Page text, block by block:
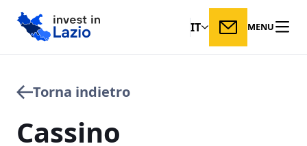
IT MENU
Torna indietro
Cassino